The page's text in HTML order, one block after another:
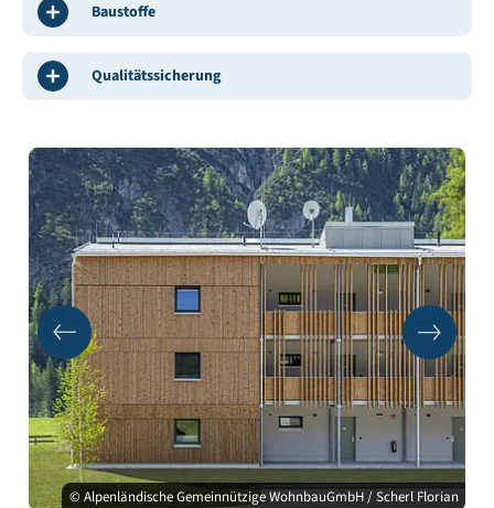
Baustoffe
Qualitätssicherung
© Alpenländische Gemeinnützige WohnbauGmbH / Scherl Florian